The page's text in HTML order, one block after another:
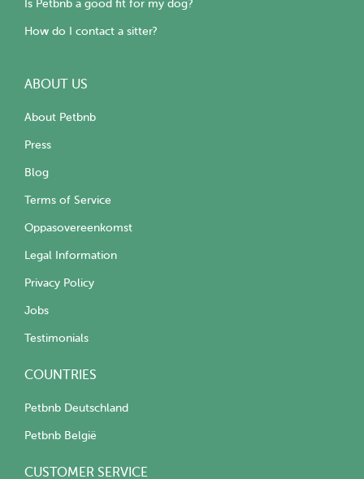
Is Petbnb a good fit for my dog?
How do I contact a sitter?
ABOUT US
About Petbnb
Press
Blog
Terms of Service
Oppasovereenkomst
Legal Information
Privacy Policy
Jobs
Testimonials
COUNTRIES
Petbnb Deutschland
Petbnb België
CUSTOMER SERVICE